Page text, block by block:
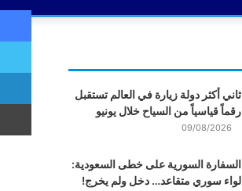
ثاني أكثر دولة زيارة في العالم تستقبل
رقماً قياسياً من السياح خلال يونيو
09/08/2026
السفارة السورية على خطى السعودية:
لواء سوري متقاعد… دخل ولم يخرج!